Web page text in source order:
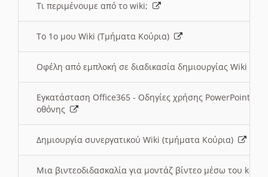
Τι περιμένουμε από το wiki;
Το 1ο μου Wiki (Τμήματα Κούρια)
Οφέλη από εμπλοκή σε διαδικασία δημιουργίας Wiki
Εγκατάσταση Office365 - Οδηγίες χρήσης PowerPoint
οθόνης
Δημιουργία συνεργατικού Wiki (τμήματα Κούρια)
Μια βιντεοδιδασκαλία για μοντάζ βίντεο μέσω του